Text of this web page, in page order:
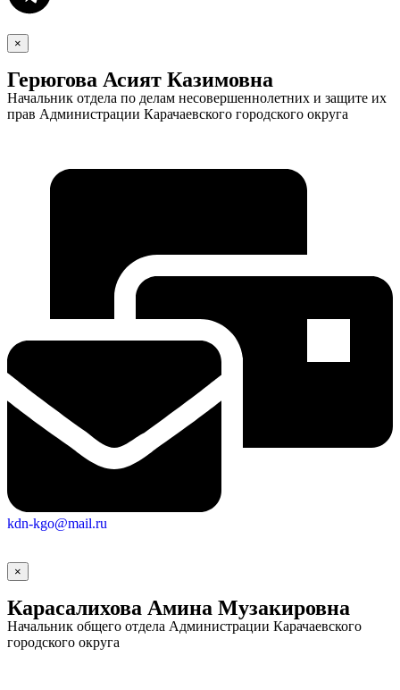
Городская Среда
×
Герюгова Асият Казимовна
Начальник отдела по делам несовершеннолетних и защите их
прав Администрации Карачаевского городского округа
kdn-kgo@mail.ru
×
Карасалихова Амина Музакировна
Начальник общего отдела Администрации Карачаевского
городского округа